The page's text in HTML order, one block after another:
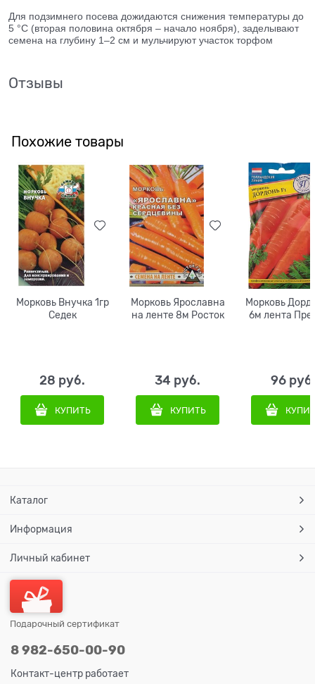
Для подзимнего посева дожидаются снижения температуры до
5 °C (вторая половина октября – начало ноября), заделывают
семена на глубину 1–2 см и мульчируют участок торфом
Отзывы
Похожие товары
Морковь Внучка 1гр
Седек
28 руб.
КУПИТЬ
Морковь Ярославна
на ленте 8м Росток
34 руб.
КУПИТЬ
Морковь
6м лента
96 руб.
Каталог
Информация
Личный кабинет
Подарочный сертификат
8 982-650-00-90
Контакт-центр работает